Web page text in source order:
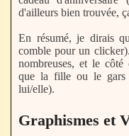
d'ailleurs bien trouvée,
En résumé, je dirais
comble pour un
nombreuses, et le
que la fille ou le gars
lui/elle).
Graphismes et